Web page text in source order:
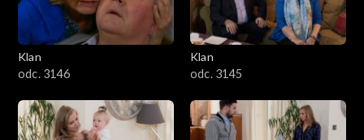
Klan
odc. 3146
Klan
odc. 3145